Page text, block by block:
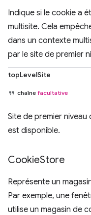
Indique si le cookie a
multisite. Cela
dans un contexte
par le site de premier
topLevelSite
chaîne facultative
Site de premier
est disponible.
CookieStore
Représente un
Par exemple, une
utilise un magasin de